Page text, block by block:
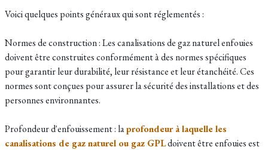
Voici quelques points généraux qui sont réglementés :
Normes de construction : Les canalisations de gaz naturel enfouies
doivent être construites conformément à des normes spécifiques
pour garantir leur durabilité, leur résistance et leur étanchéité. Ces
normes sont conçues pour assurer la sécurité des installations et des
personnes environnantes.
Profondeur d'enfouissement : laprofondeur à laquelle les
canalisations de gaz naturel ou gaz GPLdoivent être enfouies est